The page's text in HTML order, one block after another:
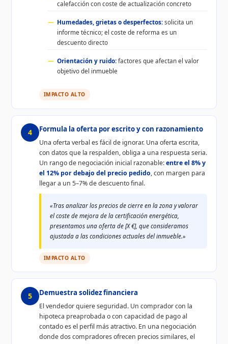
calefacción con coste de actualización concreto
Humedades, grietas o desperfectos:solicita un
informe técnico; el coste de reforma es un
descuento directo
Orientación y ruido:factores que afectan el valor
objetivo del inmueble
IMPACTO ALTO
4 Formula la oferta por escrito y con razonamiento
Una oferta verbal es fácil de ignorar. Una oferta escrita,
con datos que la respalden, obliga a una respuesta seria.
Un rango de negociación inicial razonable:entre el 8% y
el 12% por debajo del precio pedido, con margen para
llegar a un 5–7% de descuento final.
«Tras analizar los precios de cierre en la zona y valorar
el coste de mejora de la certificación energética,
presentamos una oferta de [X €], que consideramos
ajustada a las condiciones actuales del inmueble.»
IMPACTO ALTO
5 Demuestra solidez financiera
El vendedor quiere seguridad. Un comprador con la
hipoteca preaprobada o con capacidad de pago al
contado es el perfil más atractivo. En una negociación
donde dos compradores ofrecen precios similares, el